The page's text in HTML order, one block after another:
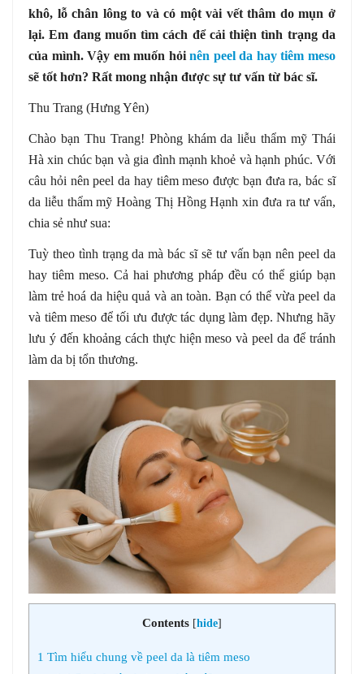
khô, lỗ chân lông to và có một vài vết thâm do mụn ở
lại. Em đang muốn tìm cách để cải thiện tình trạng da
của mình. Vậy em muốn hỏinên peel da hay tiêm meso
sẽ tốt hơn? Rất mong nhận được sự tư vấn từ bác sĩ.
Thu Trang (Hưng Yên)
Chào bạn Thu Trang! Phòng khám da liễu thẩm mỹ Thái
Hà xin chúc bạn và gia đình mạnh khoẻ và hạnh phúc. Với
câu hỏi nên peel da hay tiêm meso được bạn đưa ra, bác sĩ
da liễu thẩm mỹ Hoàng Thị Hồng Hạnh xin đưa ra tư vấn,
chia sẻ như sua:
Tuỳ theo tình trạng da mà bác sĩ sẽ tư vấn bạn nên peel da
hay tiêm meso. Cả hai phương pháp đều có thể giúp bạn
làm trẻ hoá da hiệu quả và an toàn. Bạn có thể vừa peel da
và tiêm meso để tối ưu được tác dụng làm đẹp. Nhưng hãy
lưu ý đến khoảng cách thực hiện meso và peel da để tránh
làm da bị tổn thương.
Contents [hide]
1 Tìm hiểu chung về peel da là tiêm meso